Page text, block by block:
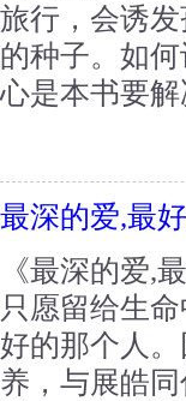
旅行，会诱
的种子。如
心是本书要
最深的爱,最
《最深的爱,
只愿留给生
好的那个人
养，与展皓